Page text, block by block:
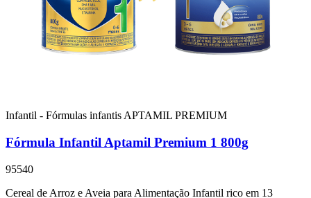
Infantil - Fórmulas infantis APTAMIL PREMIUM
Fórmula Infantil Aptamil Premium 1 800g
95540
Cereal de Arroz e Aveia para Alimentação Infantil rico em 13